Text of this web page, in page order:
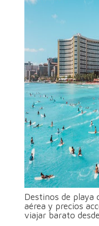
Destinos de playa
aérea y precios
viajar barato